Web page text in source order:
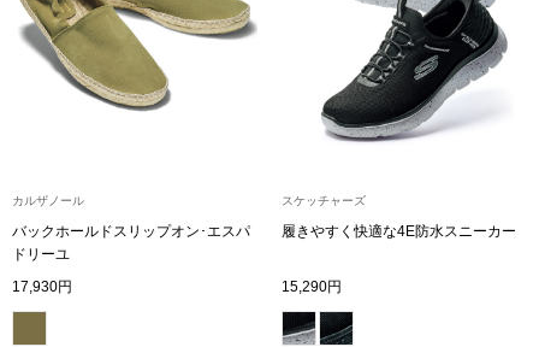
ボトムス
カルザノール
バックホールドスリップオン･エスパ
ドリーユ
17,930円
スケッチャーズ
履きやすく快適な4E防水スニーカー
15,290円